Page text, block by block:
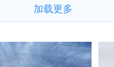
加载更多